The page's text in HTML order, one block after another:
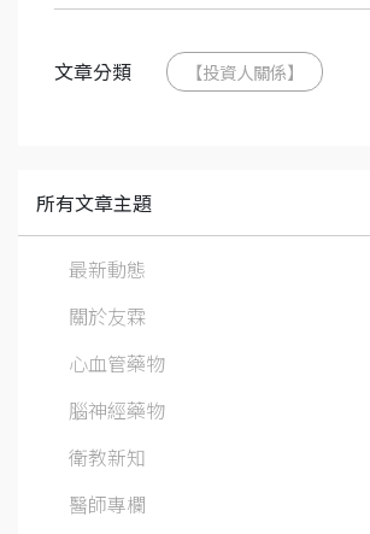
文章分類 【投資人關係】
所有文章主題
最新動態
關於友霖
心血管藥物
腦神經藥物
衛教新知
醫師專欄